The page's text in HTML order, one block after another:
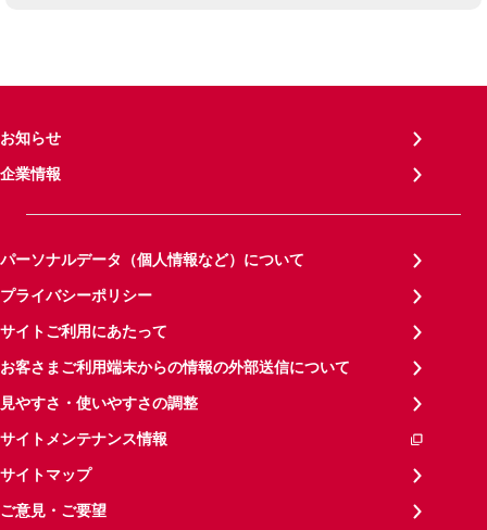
お知らせ
企業情報
パーソナルデータ（個人情報など）について
プライバシーポリシー
サイトご利用にあたって
お客さまご利用端末からの情報の外部送信について
見やすさ・使いやすさの調整
サイトメンテナンス情報
サイトマップ
ご意見・ご要望